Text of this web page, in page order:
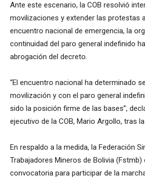
Ante este escenario, la COB resolvió
movilizaciones y extender las protestas
encuentro nacional de emergencia, la
continuidad del paro general indefinido
abrogación del decreto.
“El encuentro nacional ha determinado
movilización y con el paro general
sido la posición firme de las bases”,
ejecutivo de la COB, Mario Argollo, tras
En respaldo a la medida, la Federación
Trabajadores Mineros de Bolivia (Fstmb)
convocatoria para participar de la